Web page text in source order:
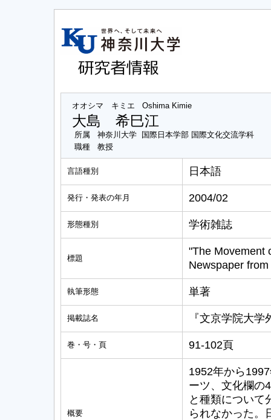
オオシマ キミエ Oshima Kimie
大島 希巳江
所属
神奈川大学 国際日本学部 国際文化交流学科
職種
教授
言語種別 日本語
発行・発表の年月 2004/02
形態種別 学術雑誌
標題
"The Movement
Newspaper
執筆形態 単著
掲載誌名 『文京学院大
巻・号・頁 91-102頁
概要
1952年から
ーツ、文化欄の
と種類について
られなかった。